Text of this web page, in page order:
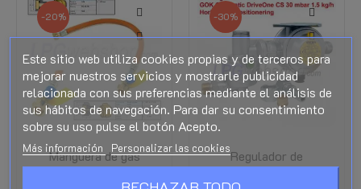
-20%
Manguera de gas
-30%
Regulador de
Este sitio web utiliza cookies propias y de terceros para
mejorar nuestros servicios y mostrarle publicidad
relacionada con sus preferencias mediante el análisis de
sus hábitos de navegación. Para dar su consentimiento
sobre su uso pulse el botón Acepto.
Más información Personalizar las cookies